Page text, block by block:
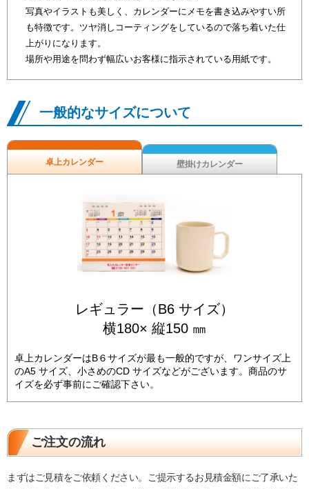
写真やイラストも美しく、カレンダーにメモを書き込みやすい所
も特徴です。ツヤ消しコーティングをしているので落ち着いた仕
上がりになります。
場所や用途を問わず幅広いお客様に指示されている用紙です。
一般的なサイズについて
卓上カレンダー 壁掛けカレンダー
レギュラー（B6 サイズ）
横180× 縦150 ㎜
卓上カレンダーはB６サイズが最も一般的ですが、ワンサイズ上
のA5 サイズ、小さめのCD サイズなどがございます。商品のサ
イズを必ず事前にご確認下さい。
ご注文の流れ
まずはご見積をご依頼ください。ご提示するお見積金額にご了承いた